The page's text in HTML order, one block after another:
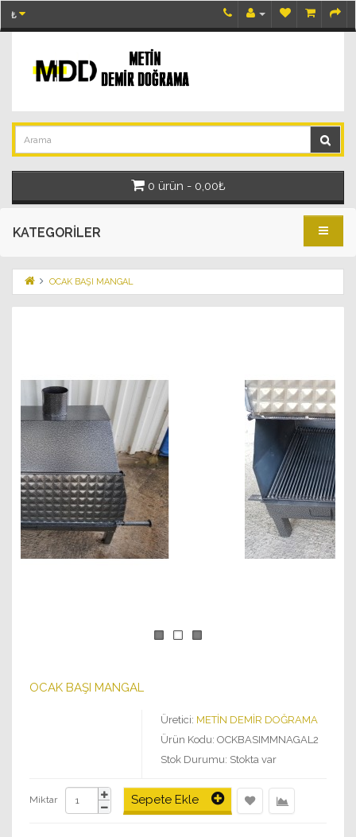
₺
0 ürün - 0,00₺
KATEGORILER
OCAK BAŞI MANGAL
OCAK BAŞI MANGAL
Üretici: METİN DEMİR DOĞRAMA
Ürün Kodu: OCKBASIMMNAGAL2
Stok Durumu: Stokta var
Miktar Sepete Ekle